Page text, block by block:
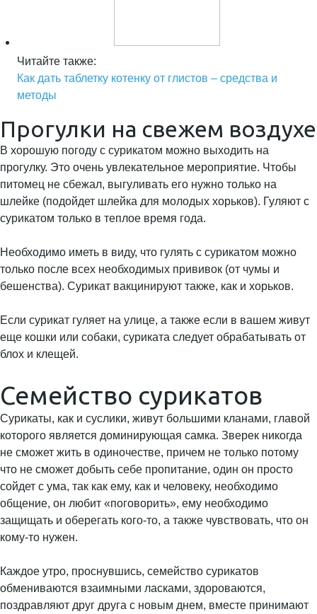
Читайте также:
Как дать таблетку котенку от глистов – средства и
методы
Прогулки на свежем воздухе
В хорошую погоду с сурикатом можно выходить на
прогулку. Это очень увлекательное мероприятие. Чтобы
питомец не сбежал, выгуливать его нужно только на
шлейке (подойдет шлейка для молодых хорьков). Гуляют с
сурикатом только в теплое время года.
Необходимо иметь в виду, что гулять с сурикатом можно
только после всех необходимых прививок (от чумы и
бешенства). Сурикат вакцинируют также, как и хорьков.
Если сурикат гуляет на улице, а также если в вашем живут
еще кошки или собаки, суриката следует обрабатывать от
блох и клещей.
Семейство сурикатов
Сурикаты, как и суслики, живут большими кланами, главой
которого является доминирующая самка. Зверек никогда
не сможет жить в одиночестве, причем не только потому
что не сможет добыть себе пропитание, один он просто
сойдет с ума, так как ему, как и человеку, необходимо
общение, он любит «поговорить», ему необходимо
защищать и оберегать кого-то, а также чувствовать, что он
кому-то нужен.
Каждое утро, проснувшись, семейство сурикатов
обмениваются взаимными ласками, здороваются,
поздравляют друг друга с новым днем, вместе принимают